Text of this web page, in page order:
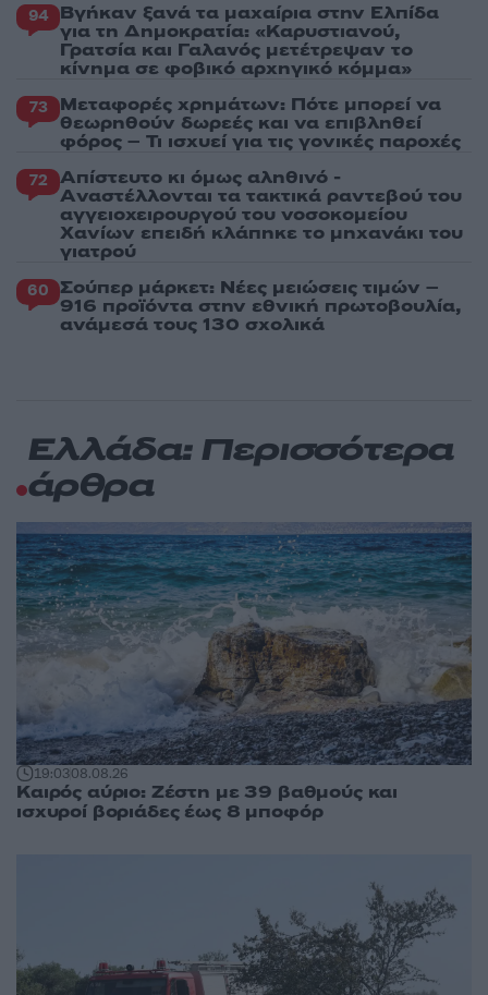
94 Βγήκαν ξανά τα μαχαίρια στην Ελπίδα
για τη Δημοκρατία: «Καρυστιανού,
Γρατσία και Γαλανός μετέτρεψαν το
κίνημα σε φοβικό αρχηγικό κόμμα»
73 Μεταφορές χρημάτων: Πότε μπορεί να
θεωρηθούν δωρεές και να επιβληθεί
φόρος – Τι ισχυεί για τις γονικές παροχές
72 Απίστευτο κι όμως αληθινό -
Aναστέλλονται τα τακτικά ραντεβού του
αγγειοχειρουργού του νοσοκομείου
Χανίων επειδή κλάπηκε το μηχανάκι του
γιατρού
60 Σούπερ μάρκετ: Νέες μειώσεις τιμών –
916 προϊόντα στην εθνική πρωτοβουλία,
ανάμεσά τους 130 σχολικά
Ελλάδα: Περισσότερα
άρθρα
19:0308.08.26
Καιρός αύριο: Ζέστη με 39 βαθμούς και
ισχυροί βοριάδες έως 8 μποφόρ